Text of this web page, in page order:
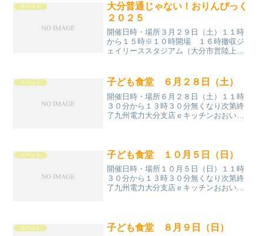
イベント
大分普通じゃない！おりんぴっく
２０２５
開催日時・場所３月２９日（土）１１時
から１５時※１０時開場 １６時撤収ジ
ェイリーススタジアム（大分市営陸上競
装 コスプレ ティラノサウルス ヒー
ロー 女装 男装 覆面など...
イベント 子ども食堂 ６月２８日（土）
開催日時・場所６月２８日（土）１１時
３０分から１３時３０分無くなり次第終
了九州電力大分支店ｅキッチンおおいた
し寿司・冷たいお吸い物☆...
イベント 子ども食堂 １０月５日（日）
開催日時・場所１０月５日（日）１１時
３０分から１３時３０分無くなり次第終
了九州電力大分支店ｅキッチンおおいた
ィー☆無くなり次第終了☆...
イベント 子ども食堂 ８月９日（日）